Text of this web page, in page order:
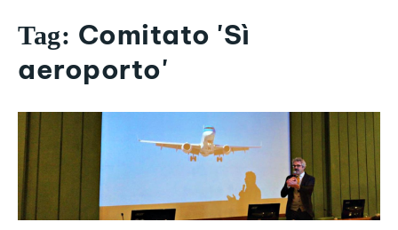
Tag: Comitato 'Sì
aeroporto'